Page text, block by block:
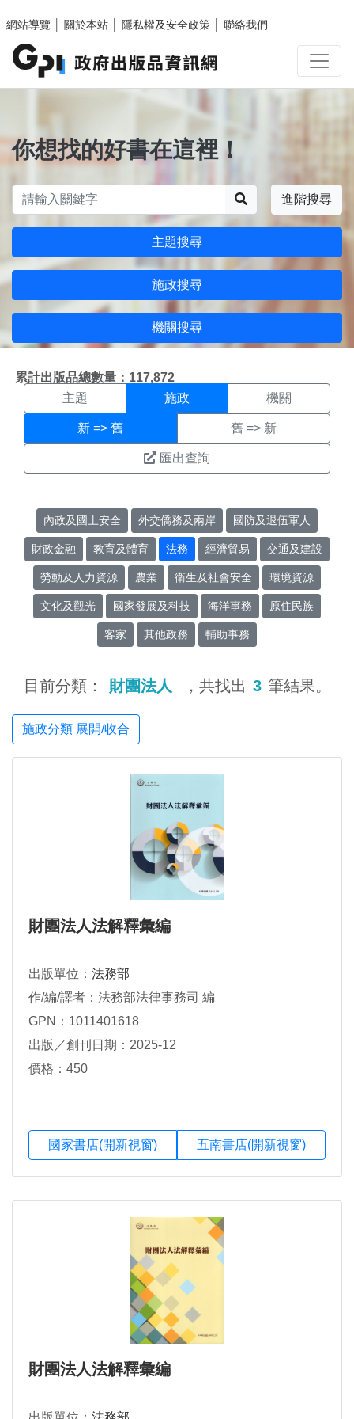
網站導覽
關於本站 隱私權及安全政策 聯絡我們
你想找的好書在這裡！
進階搜尋
主題搜尋
施政搜尋
機關搜尋
累計出版品總數量：117,872
施政搜尋結果頁面
主題 施政 機關
新 => 舊 舊 => 新
匯出查詢
內政及國土安全 外交僑務及兩岸 國防及退伍軍人
財政金融 教育及體育 法務 經濟貿易 交通及建設
勞動及人力資源 農業 衛生及社會安全 環境資源
文化及觀光 國家發展及科技 海洋事務 原住民族
客家 其他政務 輔助事務
目前分類： 財團法人 ，共找出 3 筆結果。
施政分類 展開/收合
財團法人法解釋彙編
出版單位： 法務部
作/編/譯者：法務部法律事務司 編
GPN：1011401618
出版／創刊日期：2025-12
價格：450
國家書店(開新視窗) 五南書店(開新視窗)
財團法人法解釋彙編